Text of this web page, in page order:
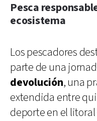
Pesca
ecosistema
Los pescadores
parte de una
devolución, una
extendida entre
deporte en el